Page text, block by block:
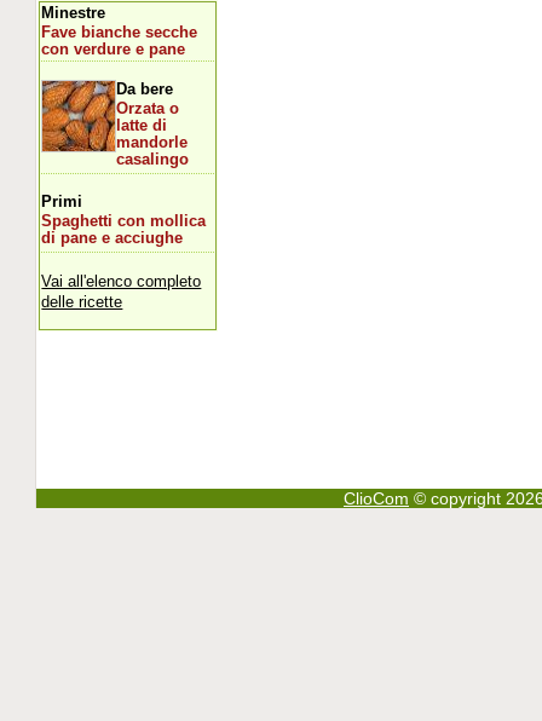
Minestre
Fave bianche secche
con verdure e pane
Da bere
Orzata o
latte di
mandorle
casalingo
Primi
Spaghetti con mollica
di pane e acciughe
Vai all'elenco completo
delle ricette
ClioCom © copyright